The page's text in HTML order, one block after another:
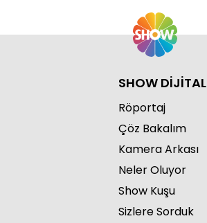
SHOW DİJİTAL
Röportaj
Çöz Bakalım
Kamera Arkası
Neler Oluyor
Show Kuşu
Sizlere Sorduk